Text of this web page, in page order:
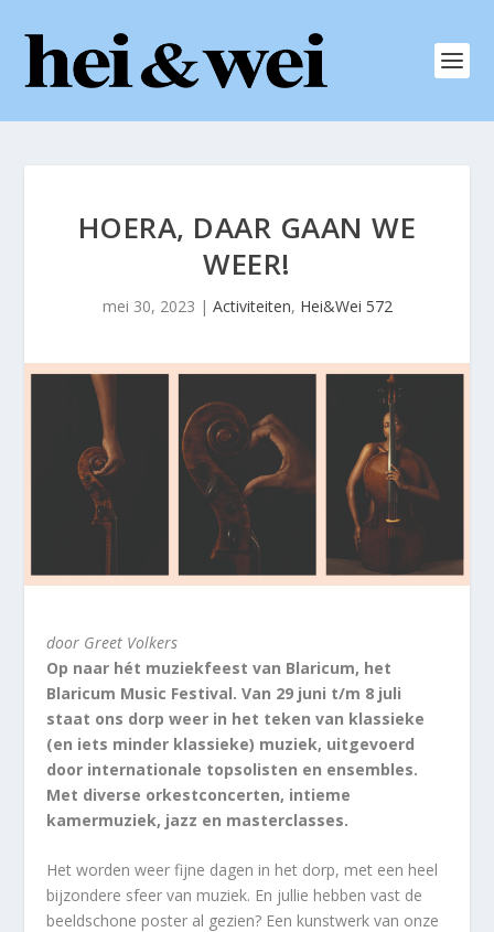
HOERA, DAAR GAAN WE
WEER!
mei 30, 2023 | Activiteiten, Hei&Wei 572
door Greet Volkers
Op naar hét muziekfeest van Blaricum, het
Blaricum Music Festival. Van 29 juni t/m 8 juli
staat ons dorp weer in het teken van klassieke
(en iets minder klassieke) muziek, uitgevoerd
door internationale topsolisten en ensembles.
Met diverse orkestconcerten, intieme
kamermuziek, jazz en masterclasses.
Het worden weer fijne dagen in het dorp, met een heel
bijzondere sfeer van muziek. En jullie hebben vast de
beeldschone poster al gezien? Een kunstwerk van onze